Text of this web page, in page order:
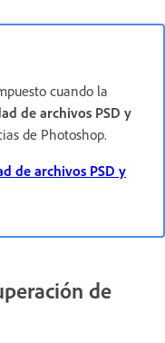
cuando la
de archivos PSD y
de Photoshop.
de archivos PSD y
de